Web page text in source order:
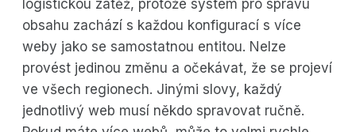
logistickou zátěž, protože systém pro správu
obsahu zachází s každou konfigurací s více
weby jako se samostatnou entitou. Nelze
provést jedinou změnu a očekávat, že se projeví
ve všech regionech. Jinými slovy, každý
jednotlivý web musí někdo spravovat ručně.